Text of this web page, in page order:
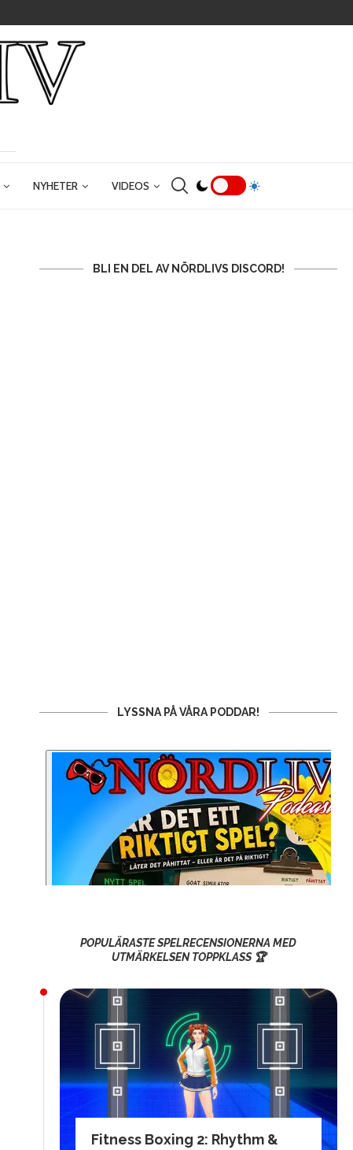
NYHETER VIDEOS
BLI EN DEL AV NÖRDLIVS DISCORD!
LYSSNA PÅ VÅRA PODDAR!
POPULÄRASTE SPELRECENSIONERNA MED
UTMÄRKELSEN TOPPKLASS 🏆
Fitness Boxing 2: Rhythm &